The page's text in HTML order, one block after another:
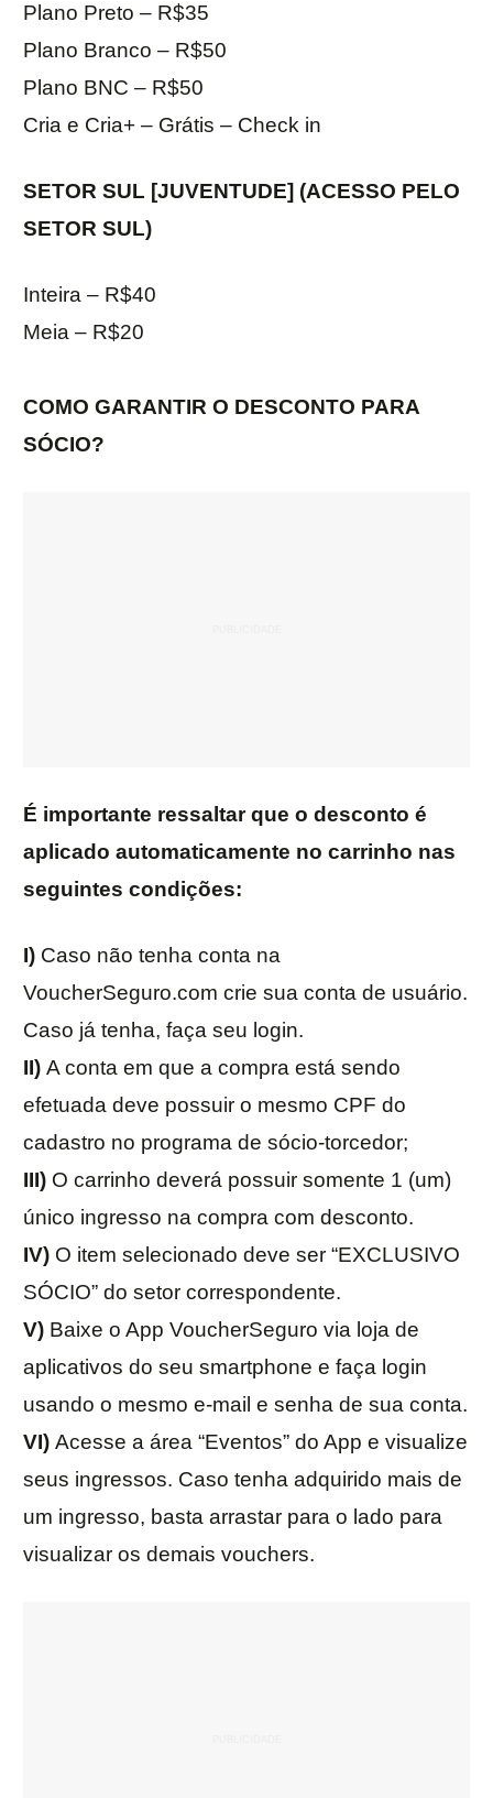
Plano Preto – R$35
Plano Branco – R$50
Plano BNC – R$50
Cria e Cria+ – Grátis – Check in
SETOR SUL [JUVENTUDE] (ACESSO PELO
SETOR SUL)
Inteira – R$40
Meia – R$20
COMO GARANTIR O DESCONTO PARA
SÓCIO?
É importante ressaltar que o desconto é
aplicado automaticamente no carrinho nas
seguintes condições:
I) Caso não tenha conta na
VoucherSeguro.com crie sua conta de usuário.
Caso já tenha, faça seu login.
II) A conta em que a compra está sendo
efetuada deve possuir o mesmo CPF do
cadastro no programa de sócio-torcedor;
III) O carrinho deverá possuir somente 1 (um)
único ingresso na compra com desconto.
IV) O item selecionado deve ser “EXCLUSIVO
SÓCIO” do setor correspondente.
V) Baixe o App VoucherSeguro via loja de
aplicativos do seu smartphone e faça login
usando o mesmo e-mail e senha de sua conta.
VI) Acesse a área “Eventos” do App e visualize
seus ingressos. Caso tenha adquirido mais de
um ingresso, basta arrastar para o lado para
visualizar os demais vouchers.